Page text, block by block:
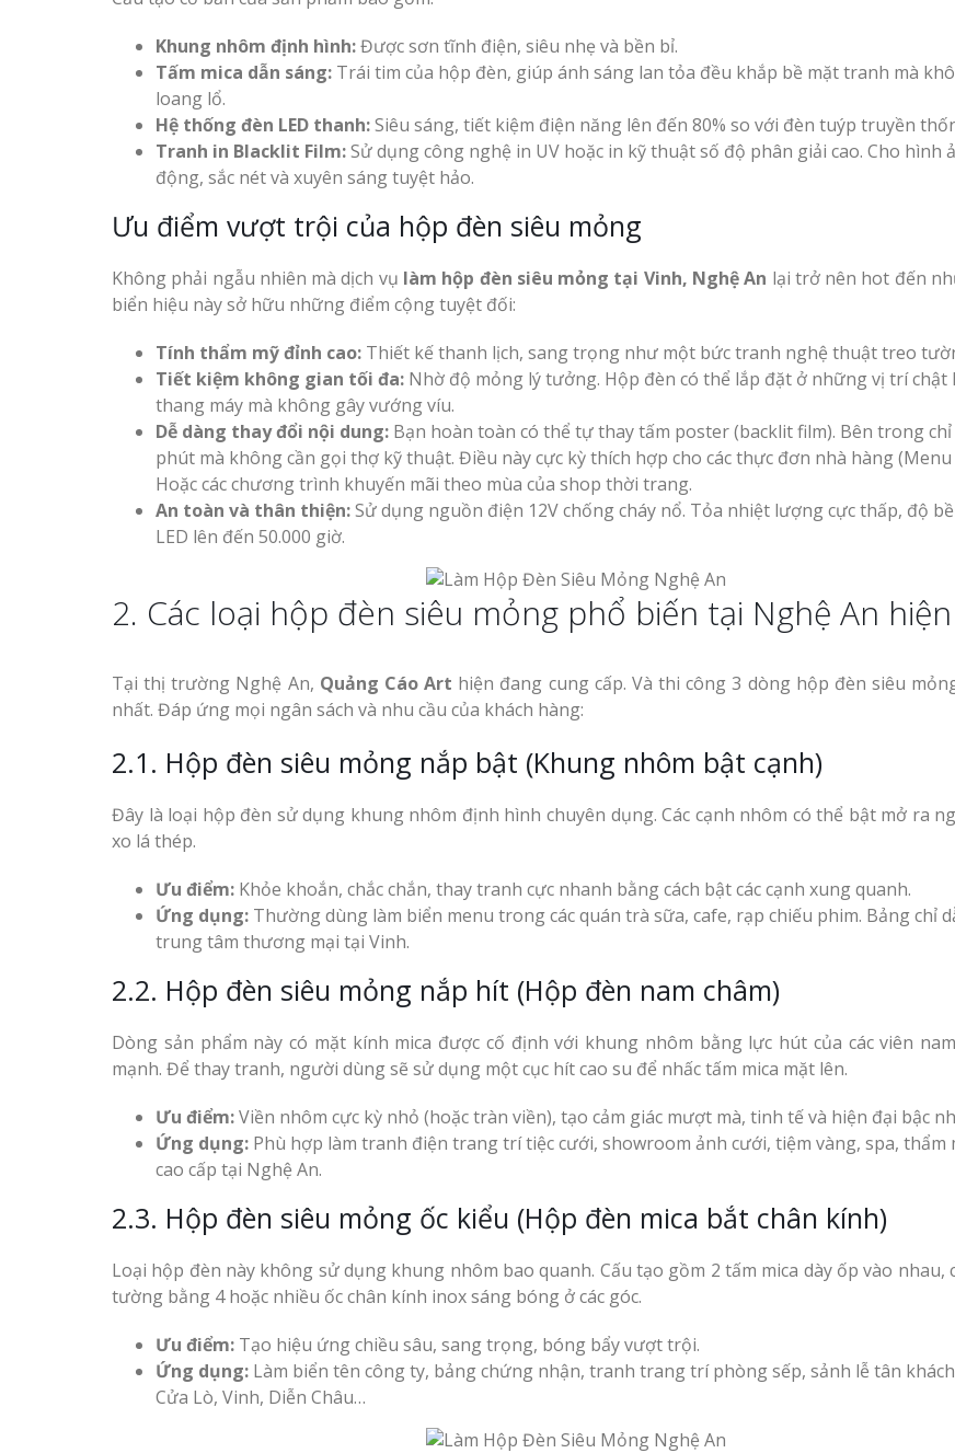
Khung nhôm định hình:Được sơn tĩnh điện, siêu nhẹ và bền bỉ.
Tấm mica dẫn sáng: Trái tim của hộp đèn, giúp ánh sáng lan tỏa đều khắp bề mặt tranh mà
loang lổ.
Hệ thống đèn LED thanh:Siêu sáng, tiết kiệm điện năng lên đến 80% so với đèn tuýp truyền
Tranh in Blacklit Film:Sử dụng công nghệ in UV hoặc in kỹ thuật số độ phân giải cao. Cho hình
động, sắc nét và xuyên sáng tuyệt hảo.
Ưu điểm vượt trội của hộp đèn siêu mỏng
Không phải ngẫu nhiên mà dịch vụ làm hộp đèn siêu mỏng tại Vinh, Nghệ An lại trở nên hot đến
biển hiệu này sở hữu những điểm cộng tuyệt đối:
Tính thẩm mỹ đỉnh cao: Thiết kế thanh lịch, sang trọng như một bức tranh nghệ thuật treo
Tiết kiệm không gian tối đa: Nhờ độ mỏng lý tưởng. Hộp đèn có thể lắp đặt ở những vị trí chật
thang máy mà không gây vướng víu.
Dễ dàng thay đổi nội dung: Bạn hoàn toàn có thể tự thay tấm poster (backlit film). Bên trong
phút mà không cần gọi thợ kỹ thuật. Điều này cực kỳ thích hợp cho các thực đơn nhà hàng (Menu
Hoặc các chương trình khuyến mãi theo mùa của shop thời trang.
An toàn và thân thiện:Sử dụng nguồn điện 12V chống cháy nổ. Tỏa nhiệt lượng cực thấp, độ
LED lên đến 50.000 giờ.
2. Các loại hộp đèn siêu mỏng phổ biến tại Nghệ An
Tại thị trường Nghệ An, Quảng Cáo Art hiện đang cung cấp. Và thi công 3 dòng hộp đèn siêu
nhất. Đáp ứng mọi ngân sách và nhu cầu của khách hàng:
2.1. Hộp đèn siêu mỏng nắp bật (Khung nhôm bật cạnh)
Đây là loại hộp đèn sử dụng khung nhôm định hình chuyên dụng. Các cạnh nhôm có thể bật mở ra
xo lá thép.
Ưu điểm: Khỏe khoắn, chắc chắn, thay tranh cực nhanh bằng cách bật các cạnh xung quanh.
Ứng dụng: Thường dùng làm biển menu trong các quán trà sữa, cafe, rạp chiếu phim. Bảng chỉ
trung tâm thương mại tại Vinh.
2.2. Hộp đèn siêu mỏng nắp hít (Hộp đèn nam châm)
Dòng sản phẩm này có mặt kính mica được cố định với khung nhôm bằng lực hút của các viên
mạnh. Để thay tranh, người dùng sẽ sử dụng một cục hít cao su để nhấc tấm mica mặt lên.
Ưu điểm:Viền nhôm cực kỳ nhỏ (hoặc tràn viền), tạo cảm giác mượt mà, tinh tế và hiện đại bậc
Ứng dụng: Phù hợp làm tranh điện trang trí tiệc cưới, showroom ảnh cưới, tiệm vàng, spa, thẩm
cao cấp tại Nghệ An.
2.3. Hộp đèn siêu mỏng ốc kiểu (Hộp đèn mica bắt chân kính)
Loại hộp đèn này không sử dụng khung nhôm bao quanh. Cấu tạo gồm 2 tấm mica dày ốp vào nhau,
tường bằng 4 hoặc nhiều ốc chân kính inox sáng bóng ở các góc.
Ưu điểm: Tạo hiệu ứng chiều sâu, sang trọng, bóng bẩy vượt trội.
Ứng dụng: Làm biển tên công ty, bảng chứng nhận, tranh trang trí phòng sếp, sảnh lễ tân
Cửa Lò, Vinh, Diễn Châu…
Làm biển alu chữ nổi tại
Vinh Nghệ An
Thiết kế hồ sơ năng lực
Làm biển hiệu quán cà
phê tại Vinh Nghệ An
Làm biển hiệu tại Vinh
Mẫu biển quán cà phê
bằng gỗ đẹp
Mẫu biển hiệu gỗ vintage
ấn tượng
Làm biển gỗ tại Ninh
Làm biển gỗ tại Hà Giang
Bảng gỗ treo cửa
handmade cổ điển
Tại Vinh Giải Pháp Hiệu
Làm Hộp Đèn
Tại Vinh Giá Rẻ
Làm Biển Công
Tại Vinh Lấy Ngay
Làm Biển Hiệu
Đàn Uy Tín Giá Xưởng
Làm Biển
Shop Quần Áo
Đẹp
Thuốc Nghệ An Chuẩn
Nghệ An Thu
Biển Led Chạy Chữ
Ma Trận Nghệ An
Thi Công Chuyên
Nghiệp
Làm Biển Công Ty
Mica Tại Vinh Lấy Ngay
tại Vinh Nghệ An
Làm Biển Hiệu Tại
Nam Đàn Uy Tín Giá Xưởng
Làm Biển Quảng Cáo
Mỹ Phẩm Vinh Thu Hút Khách
Hàng
Top 10 Mẫu Bảng
Hiệu Shop Quần Áo
Làm Hộp Đèn Siêu
Mỏng Nghệ An Thu
Làm biển hiệu quán
An
Làm biển hiệu tại
Mẫu biển quán cà
phê bằng gỗ đẹp
Mẫu biển hiệu gỗ
vintage ấn tượng
Làm biển gỗ tại Ninh
Binh đẹp giá rẻ
Làm biển gỗ tại Hà
Bảng gỗ treo cửa